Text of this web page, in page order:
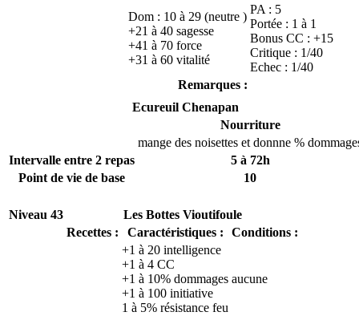
Dom : 10 à 29 (neutre )
+21 à 40 sagesse
+41 à 70 force
+31 à 60 vitalité
PA : 5
Portée : 1 à 1
Bonus CC : +15
Critique : 1/40
Echec : 1/40
Remarques :
Ecureuil Chenapan
Nourriture
mange des noisettes et donnne %
Intervalle entre 2 repas
5 à 72h
Point de vie de base
10
Niveau 43
Les Bottes Vioutifoule
Recettes :
Caractéristiques :
Conditions :
+1 à 20 intelligence
+1 à 4 CC
+1 à 10% dommages
+1 à 100 initiative
1 à 5% résistance feu
aucune